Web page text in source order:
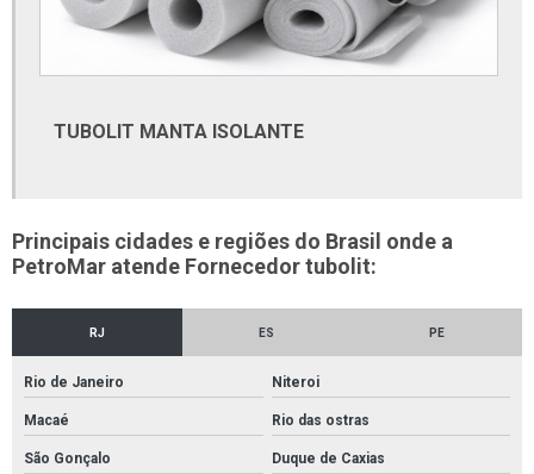
Ferramentas beta distribuidores
Ferramentas beta onde comprar
Fornecedor de conexões pvc
Fornecedor de furadeira
Fornecedor de tubos e conexões
Fornecedor de tubos e conexões pvc
Fornecedor de tubos galvanizados
TUBOLIT MANTA ISOLANTE
Principais cidades e regiões do Brasil onde a
PetroMar atende Fornecedor tubolit:
RJ ES PE
Rio de Janeiro Niteroi
Macaé Rio das ostras
São Gonçalo Duque de Caxias